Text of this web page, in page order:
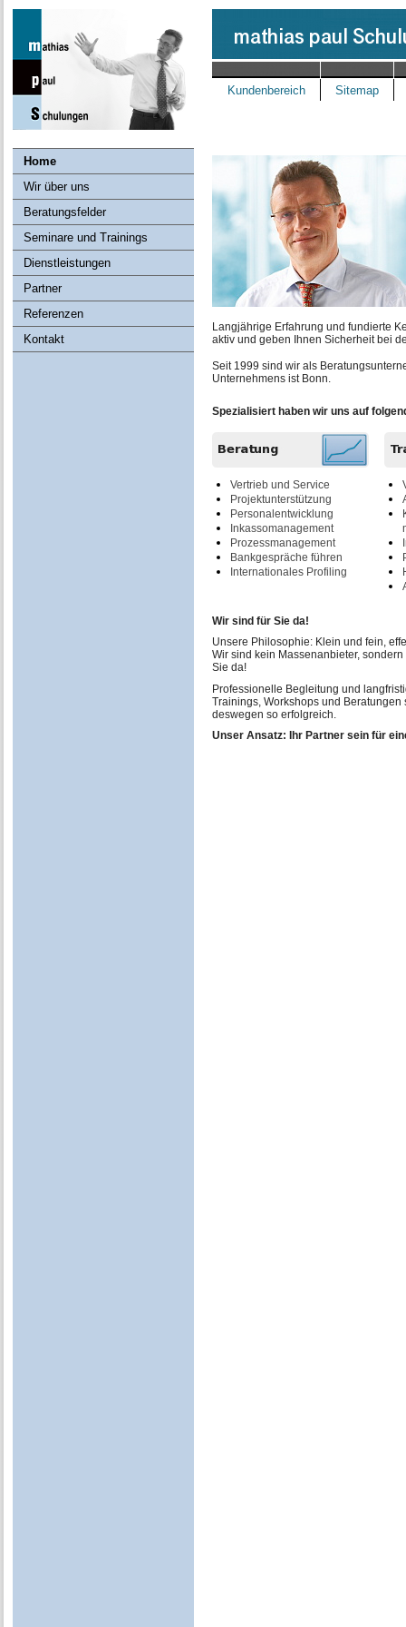
Kundenbereich Sitemap
Home
Wir über uns
Beratungsfelder
Seminare und Trainings
Dienstleistungen
Partner
Referenzen
Kontakt
Langjährige Erfahrung und fundierte
aktiv und geben Ihnen Sicherheit bei
Seit 1999 sind wir als
Unternehmens ist Bonn.
Spezialisiert haben wir uns auf
Vertrieb und Service
Projektunterstützung
Personalentwicklung
Inkassomanagement
Prozessmanagement
Bankgespräche führen
Internationales Profiling
Wir sind für Sie da!
Unsere Philosophie: Klein und fein,
Wir sind kein Massenanbieter,
Sie da!
Professionelle Begleitung und
Trainings, Workshops und
deswegen so erfolgreich.
Unser Ansatz: Ihr Partner sein für